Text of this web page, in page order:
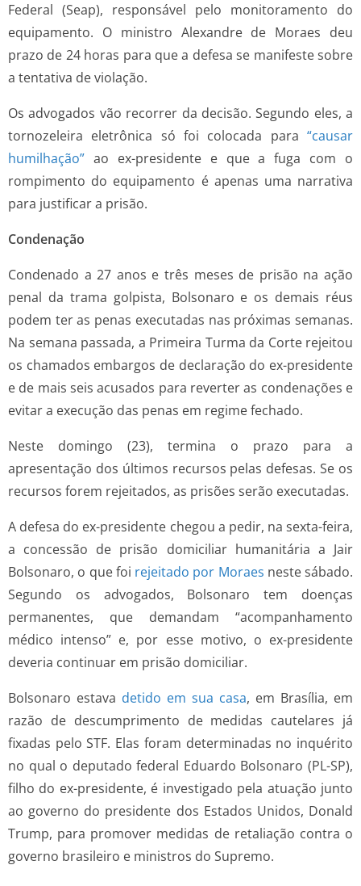
Federal (Seap), responsável pelo monitoramento do
equipamento. O ministro Alexandre de Moraes deu
prazo de 24 horas para que a defesa se manifeste sobre
a tentativa de violação.
Os advogados vão recorrer da decisão. Segundo eles, a
tornozeleira eletrônica só foi colocada para “causar
humilhação” ao ex-presidente e que a fuga com o
rompimento do equipamento é apenas uma narrativa
para justificar a prisão.
Condenação
Condenado a 27 anos e três meses de prisão na ação
penal da trama golpista, Bolsonaro e os demais réus
podem ter as penas executadas nas próximas semanas.
Na semana passada, a Primeira Turma da Corte rejeitou
os chamados embargos de declaração do ex-presidente
e de mais seis acusados para reverter as condenações e
evitar a execução das penas em regime fechado.
Neste domingo (23), termina o prazo para a
apresentação dos últimos recursos pelas defesas. Se os
recursos forem rejeitados, as prisões serão executadas.
A defesa do ex-presidente chegou a pedir, na sexta-feira,
a concessão de prisão domiciliar humanitária a Jair
Bolsonaro, o que foi rejeitado por Moraes neste sábado.
Segundo os advogados, Bolsonaro tem doenças
permanentes, que demandam “acompanhamento
médico intenso” e, por esse motivo, o ex-presidente
deveria continuar em prisão domiciliar.
Bolsonaro estava detido em sua casa, em Brasília, em
razão de descumprimento de medidas cautelares já
fixadas pelo STF. Elas foram determinadas no inquérito
no qual o deputado federal Eduardo Bolsonaro (PL-SP),
filho do ex-presidente, é investigado pela atuação junto
ao governo do presidente dos Estados Unidos, Donald
Trump, para promover medidas de retaliação contra o
governo brasileiro e ministros do Supremo.